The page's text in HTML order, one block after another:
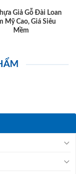
Giả Gỗ Đài Loan
Mỹ Cao, Giá Siêu
Mềm